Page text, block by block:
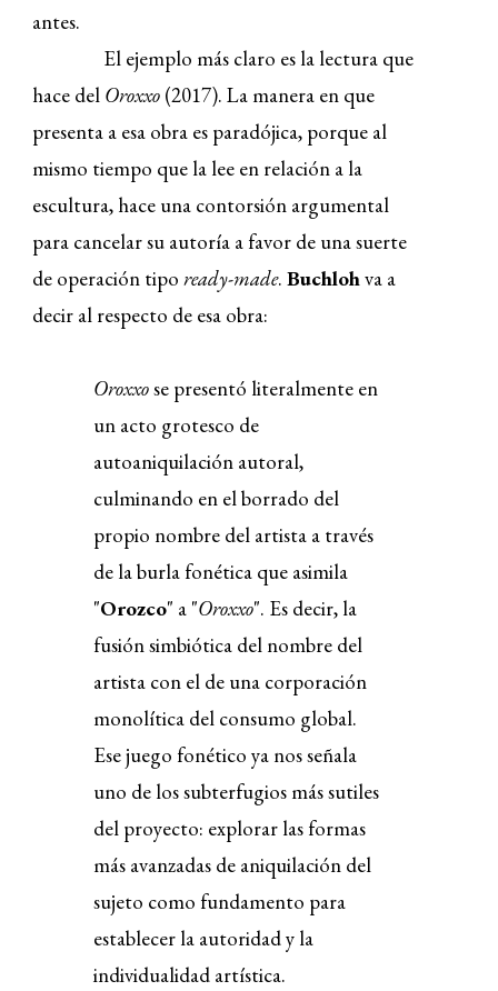
antes.
El ejemplo más claro es la lectura que
hace del Oroxxo (2017). La manera en que
presenta a esa obra es paradójica, porque al
mismo tiempo que la lee en relación a la
escultura, hace una contorsión argumental
para cancelar su autoría a favor de una suerte
de operación tipoready-made.Buchlohva a
decir al respecto de esa obra:
Oroxxose presentó literalmente en
un acto grotesco de
autoaniquilación autoral,
culminando en el borrado del
propio nombre del artista a través
de la burla fonética que asimila
"Orozco" a "Oroxxo". Es decir, la
fusión simbiótica del nombre del
artista con el de una corporación
monolítica del consumo global.
Ese juego fonético ya nos señala
uno de los subterfugios más sutiles
del proyecto: explorar las formas
más avanzadas de aniquilación del
sujeto como fundamento para
establecer la autoridad y la
individualidad artística.